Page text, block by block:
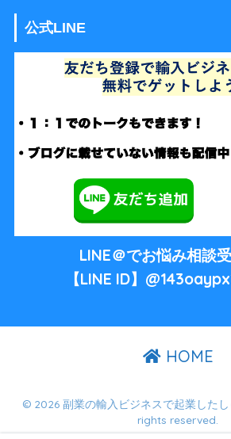
公式LINE
LINE＠でお悩み相談
【LINE ID】
HOME
© 2026 副業の輸入ビジネスで起業した
rights reserved.